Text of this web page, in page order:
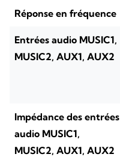
Réponse en fréquence
Entrées audio MUSIC1,
MUSIC2, AUX1, AUX2
Impédance des entrées
audio MUSIC1,
MUSIC2, AUX1, AUX2